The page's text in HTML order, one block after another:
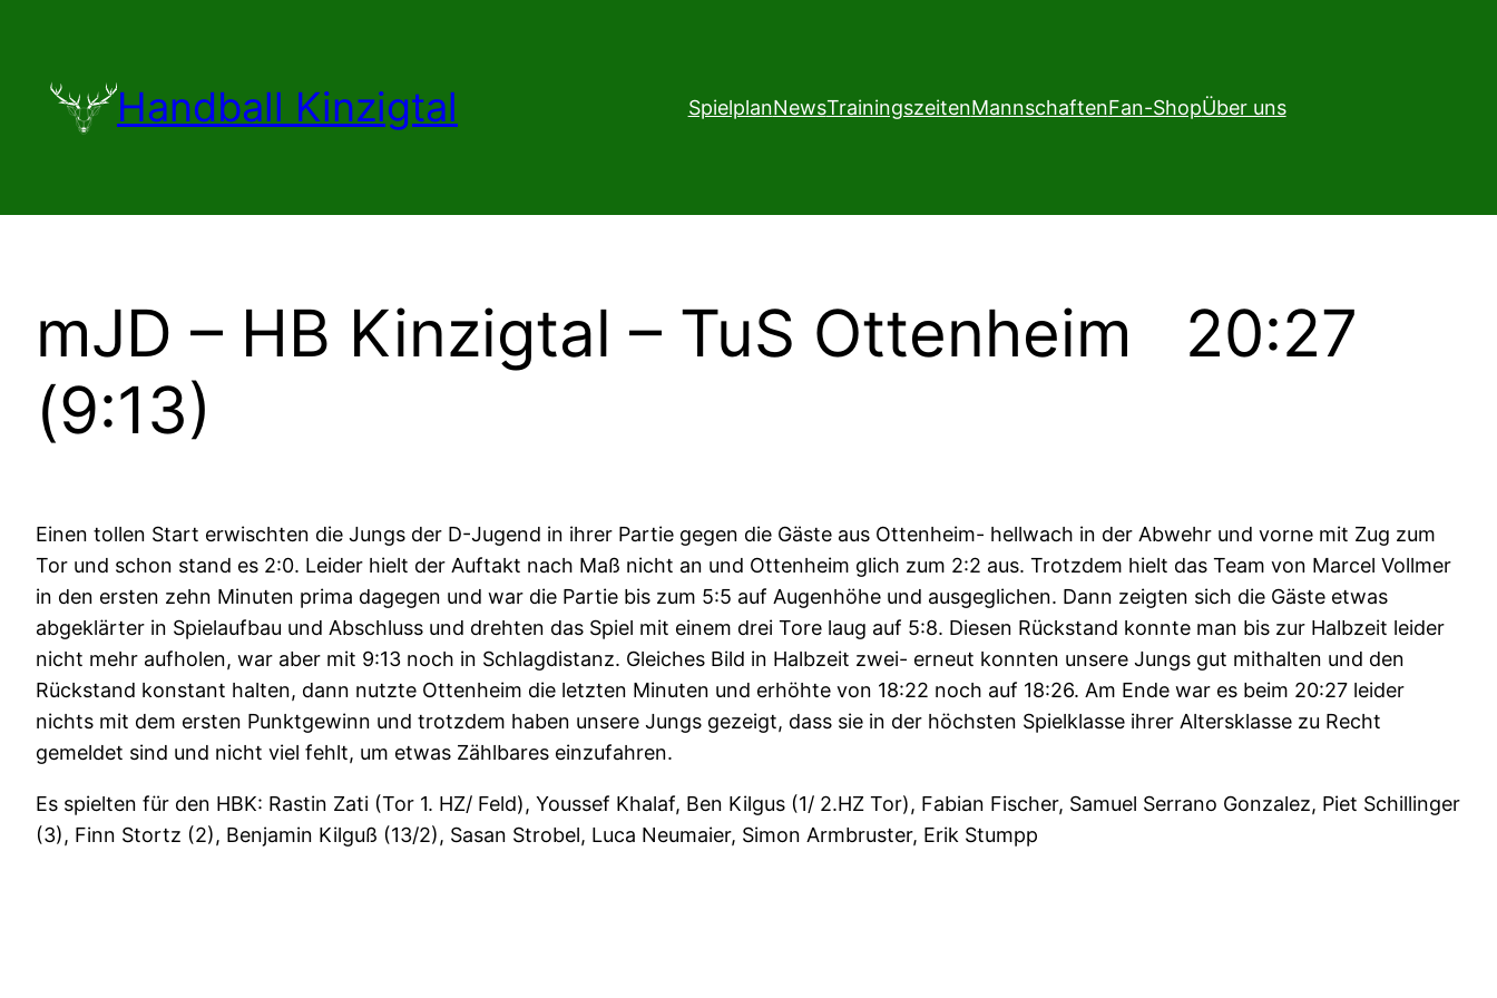
Handball Kinzigtal SpielplanNewsTrainingszeitenMannschaftenFan-ShopÜber uns
mJD – HB Kinzigtal – TuS Ottenheim 20:27
(9:13)
Einen tollen Start erwischten die Jungs der D-Jugend in ihrer Partie gegen die Gäste aus Ottenheim- hellwach in der Abwehr und vorne mit Zug zum
Tor und schon stand es 2:0. Leider hielt der Auftakt nach Maß nicht an und Ottenheim glich zum 2:2 aus. Trotzdem hielt das Team von Marcel Vollmer
in den ersten zehn Minuten prima dagegen und war die Partie bis zum 5:5 auf Augenhöhe und ausgeglichen. Dann zeigten sich die Gäste etwas
abgeklärter in Spielaufbau und Abschluss und drehten das Spiel mit einem drei Tore laug auf 5:8. Diesen Rückstand konnte man bis zur Halbzeit leider
nicht mehr aufholen, war aber mit 9:13 noch in Schlagdistanz. Gleiches Bild in Halbzeit zwei- erneut konnten unsere Jungs gut mithalten und den
Rückstand konstant halten, dann nutzte Ottenheim die letzten Minuten und erhöhte von 18:22 noch auf 18:26. Am Ende war es beim 20:27 leider
nichts mit dem ersten Punktgewinn und trotzdem haben unsere Jungs gezeigt, dass sie in der höchsten Spielklasse ihrer Altersklasse zu Recht
gemeldet sind und nicht viel fehlt, um etwas Zählbares einzufahren.
Es spielten für den HBK: Rastin Zati (Tor 1. HZ/ Feld), Youssef Khalaf, Ben Kilgus (1/ 2.HZ Tor), Fabian Fischer, Samuel Serrano Gonzalez, Piet Schillinger
(3), Finn Stortz (2), Benjamin Kilguß (13/2), Sasan Strobel, Luca Neumaier, Simon Armbruster, Erik Stumpp